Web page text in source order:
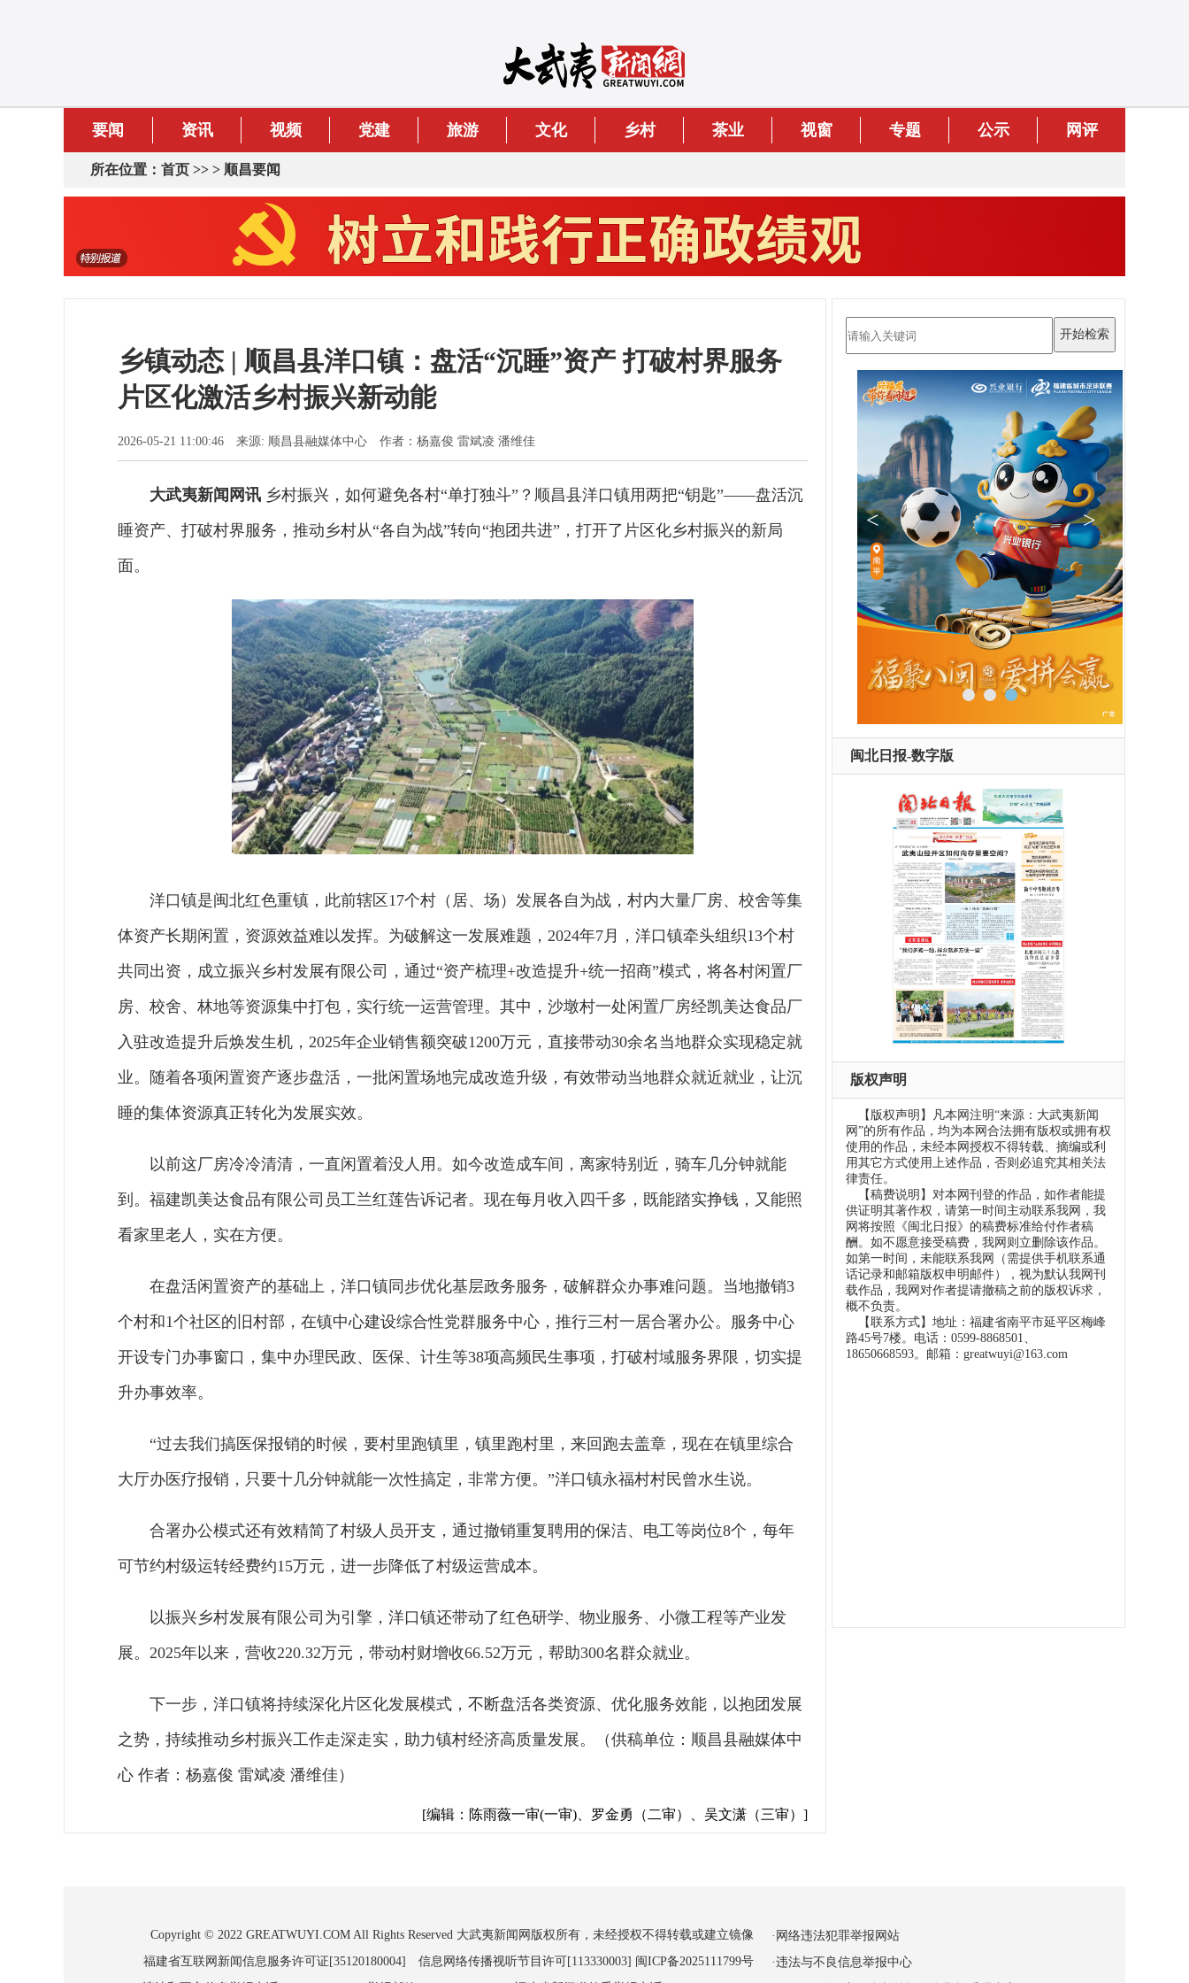
要闻 资讯 视频 党建 旅游 文化 乡村 茶业 视窗 专题 公示 网评
所在位置： 首页 >> > 顺昌要闻
乡镇动态 | 顺昌县洋口镇：盘活“沉睡”资产 打破村界服务
片区化激活乡村振兴新动能
2026-05-21 11:00:46 来源: 顺昌县融媒体中心 作者：杨嘉俊 雷斌凌 潘维佳
大武夷新闻网讯 乡村振兴，如何避免各村“单打独斗”？顺昌县洋口镇用两把“钥匙”——盘活沉
睡资产、打破村界服务，推动乡村从“各自为战”转向“抱团共进”，打开了片区化乡村振兴的新局
面。
洋口镇是闽北红色重镇，此前辖区17个村（居、场）发展各自为战，村内大量厂房、校舍等集
体资产长期闲置，资源效益难以发挥。为破解这一发展难题，2024年7月，洋口镇牵头组织13个村
共同出资，成立振兴乡村发展有限公司，通过“资产梳理+改造提升+统一招商”模式，将各村闲置厂
房、校舍、林地等资源集中打包，实行统一运营管理。其中，沙墩村一处闲置厂房经凯美达食品厂
入驻改造提升后焕发生机，2025年企业销售额突破1200万元，直接带动30余名当地群众实现稳定就
业。随着各项闲置资产逐步盘活，一批闲置场地完成改造升级，有效带动当地群众就近就业，让沉
睡的集体资源真正转化为发展实效。
以前这厂房冷冷清清，一直闲置着没人用。如今改造成车间，离家特别近，骑车几分钟就能
到。福建凯美达食品有限公司员工兰红莲告诉记者。现在每月收入四千多，既能踏实挣钱，又能照
看家里老人，实在方便。
在盘活闲置资产的基础上，洋口镇同步优化基层政务服务，破解群众办事难问题。当地撤销3
个村和1个社区的旧村部，在镇中心建设综合性党群服务中心，推行三村一居合署办公。服务中心
开设专门办事窗口，集中办理民政、医保、计生等38项高频民生事项，打破村域服务界限，切实提
升办事效率。
“过去我们搞医保报销的时候，要村里跑镇里，镇里跑村里，来回跑去盖章，现在在镇里综合
大厅办医疗报销，只要十几分钟就能一次性搞定，非常方便。”洋口镇永福村村民曾水生说。
合署办公模式还有效精简了村级人员开支，通过撤销重复聘用的保洁、电工等岗位8个，每年
可节约村级运转经费约15万元，进一步降低了村级运营成本。
以振兴乡村发展有限公司为引擎，洋口镇还带动了红色研学、物业服务、小微工程等产业发
展。2025年以来，营收220.32万元，带动村财增收66.52万元，帮助300名群众就业。
下一步，洋口镇将持续深化片区化发展模式，不断盘活各类资源、优化服务效能，以抱团发展
之势，持续推动乡村振兴工作走深走实，助力镇村经济高质量发展。（供稿单位：顺昌县融媒体中
心 作者：杨嘉俊 雷斌凌 潘维佳）
[编辑：陈雨薇一审(一审)、罗金勇（二审）、吴文潇（三审）]
闽北日报-数字版
版权声明
【版权声明】凡本网注明“来源：大武夷新闻
网”的所有作品，均为本网合法拥有版权或拥有权
使用的作品，未经本网授权不得转载、摘编或利
用其它方式使用上述作品，否则必追究其相关法
律责任。
【稿费说明】对本网刊登的作品，如作者能提
供证明其著作权，请第一时间主动联系我网，我
网将按照《闽北日报》的稿费标准给付作者稿
酬。如不愿意接受稿费，我网则立删除该作品。
如第一时间，未能联系我网（需提供手机联系通
话记录和邮箱版权申明邮件），视为默认我网刊
载作品，我网对作者提请撤稿之前的版权诉求，
概不负责。
【联系方式】地址：福建省南平市延平区梅峰
路45号7楼。电话：0599-8868501、
18650668593。邮箱：greatwuyi@163.com
Copyright © 2022 GREATWUYI.COM All Rights Reserved 大武夷新闻网版权所有，未经授权不得转载或建立镜像
福建省互联网新闻信息服务许可证[35120180004] 信息网络传播视听节目许可[113330003] 闽ICP备2025111799号
·网络违法犯罪举报网站
·违法与不良信息举报中心